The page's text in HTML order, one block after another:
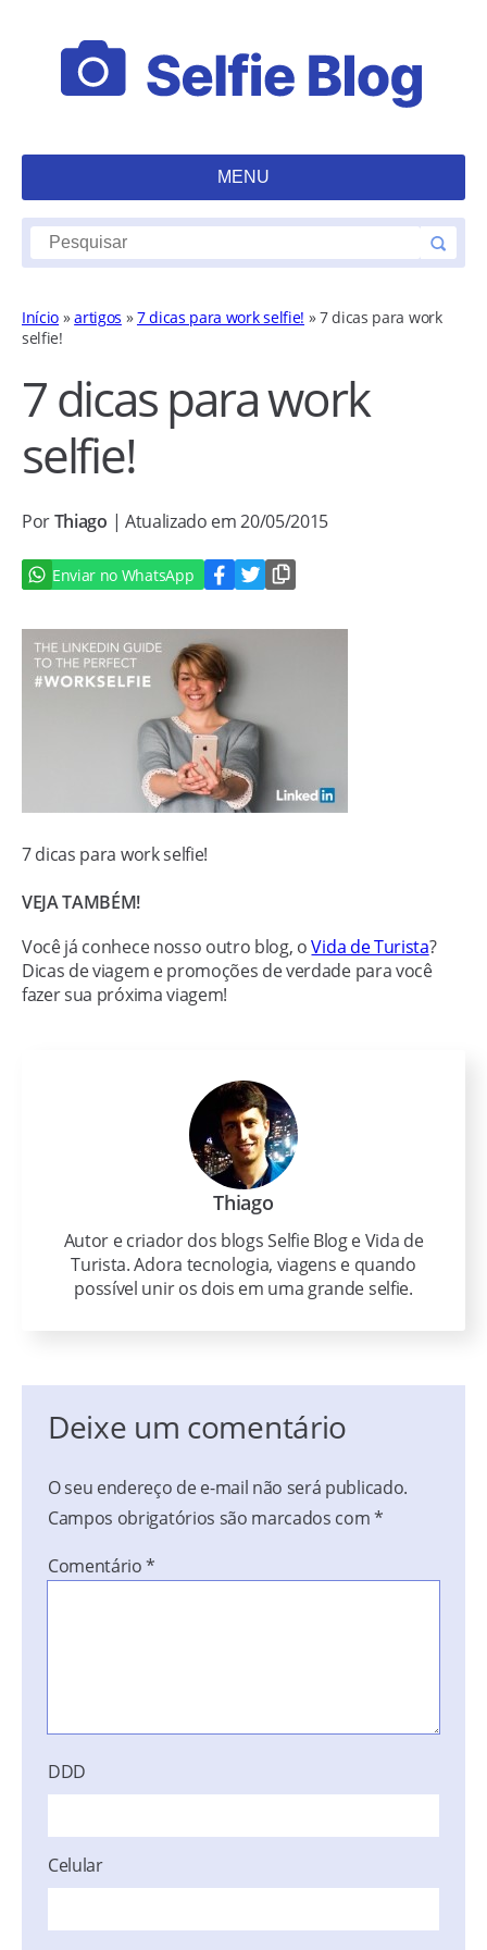
MENU
Início »artigos »7 dicas para work selfie! »7 dicas para work
selfie!
7 dicas para work
selfie!
PorThiago | Atualizado em 20/05/2015
Enviar no WhatsApp
7 dicas para work selfie!
VEJA TAMBÉM!
Você já conhece nosso outro blog, oVida de Turista?
Dicas de viagem e promoções de verdade para você
fazer sua próxima viagem!
Thiago
Autor e criador dos blogs Selfie Blog e Vida de
Turista. Adora tecnologia, viagens e quando
possível unir os dois em uma grande selfie.
Deixe um comentário
O seu endereço de e-mail não será publicado.
Campos obrigatórios são marcados com*
Comentário*
DDD
Celular